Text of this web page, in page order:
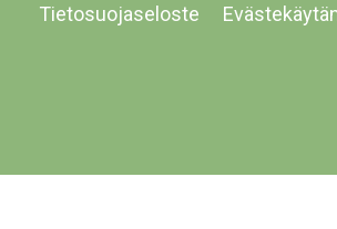
Tietosuojaseloste